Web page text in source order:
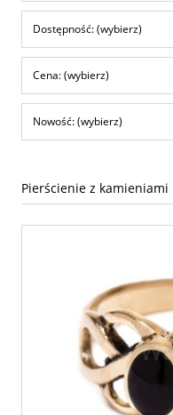
Dostępność: (wybierz)
Cena: (wybierz)
Nowość: (wybierz)
Pierścienie z kamieniami